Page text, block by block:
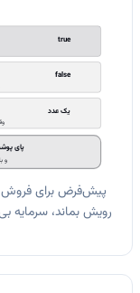
true
false
یک عدد
پای
و
پیش‌فرض برای
رویش بماند،